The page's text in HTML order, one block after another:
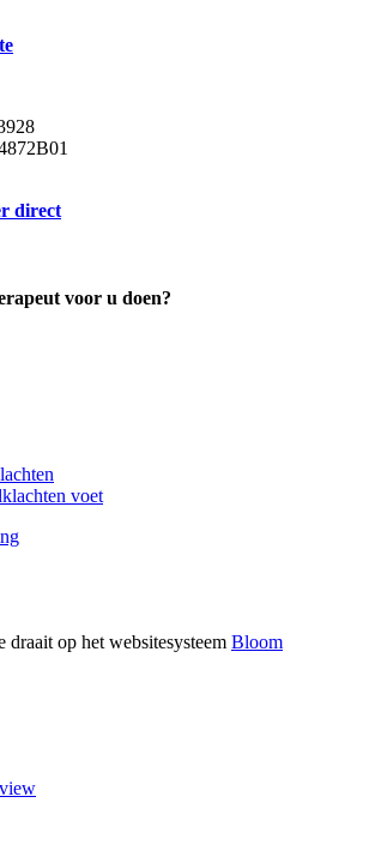
direct
voor u doen?
voet
op het websitesysteem Bloom